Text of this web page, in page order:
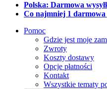
Polska: Darmowa
Co najmniej 1
Pomoc
Gdzie jest moje
Zwroty
Koszty dostawy
Opcje płatności
Kontakt
Wszystkie tematy